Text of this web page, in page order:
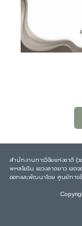
สำนักงานการวิจัยแห่งชาติ (
พหลโยธิน แขวงลาดยาว เข
ออกและพัฒนาโดย ศูนย์การ